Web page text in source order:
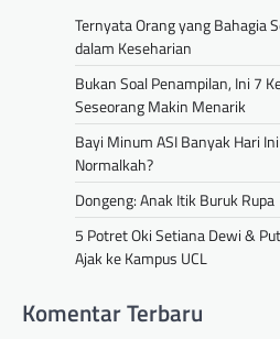
Ternyata Orang yang Bahagia
dalam Keseharian
Bukan Soal Penampilan, Ini 7
Seseorang Makin Menarik
Bayi Minum ASI Banyak Hari
Normalkah?
Dongeng: Anak Itik Buruk Rupa
5 Potret Oki Setiana Dewi &
Ajak ke Kampus UCL
Komentar Terbaru